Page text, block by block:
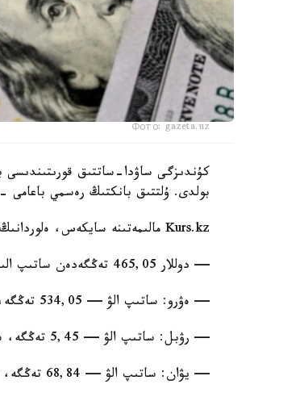
Фото: gazeta.uz
بولدى. ۇلتتىق بانكتىڭ رەسمي باعامى - 469,85 تەڭگە.
Kurs.kz مالىمەتىنە سايكەس، ەلوردانىڭ اقشا ايىرباستاۋ ورىندارىندا:
— دوللار 465,05 تەڭگەدەن ساتىپ الىنادى، 472,05 تەڭگەدەن ساتىلادى؛
— ەۋرو: ساتىپ الۋ — 534,05 تەڭگە، ساتۋ — 544,05 تەڭگە؛
— رۋبل: ساتىپ الۋ — 5,45 تەڭگە، ساتۋ — 5,65 تەڭگە.
— يۋان: ساتىپ الۋ — 68,84 تەڭگە، ساتۋ — 73,03 تەڭگە.